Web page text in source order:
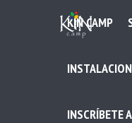
KIN CAMP
INSCRÍBETE